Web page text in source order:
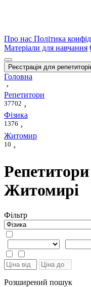
Про нас Політика
Матеріали для навчання
Реєстрація для
Головна
›
Репетитори
37702 ›
Фізика
1376 ›
Житомир
10 ›
Житомирі
Фiльтр
Розширений пошук